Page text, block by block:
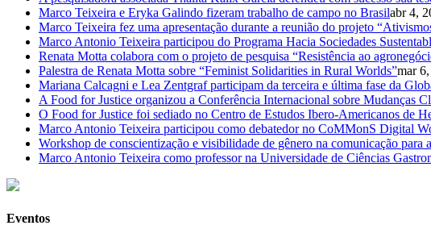
Marco Teixeira e Eryka Galindo fizeram trabalho de campo no Brasilabr 4,
Marco Teixeira fez uma apresentação durante a reunião do projeto
Marco Antonio Teixeira participou do Programa Hacia Sociedades
Renata Motta colabora com o projeto de pesquisa “Resistência ao
Palestra de Renata Motta sobre “Feminist Solidarities in Rural Worlds”mar
Mariana Calcagni e Lea Zentgraf participam da terceira e última fase da
A Food for Justice organizou a Conferência Internacional sobre Mudanças
O Food for Justice foi sediado no Centro de Estudos Ibero-Americanos de
Marco Antonio Teixeira participou como debatedor no CoMMonS Digital
Workshop de conscientização e visibilidade de gênero na comunicação para
Marco Antonio Teixeira como professor na Universidade de Ciências
Eventos